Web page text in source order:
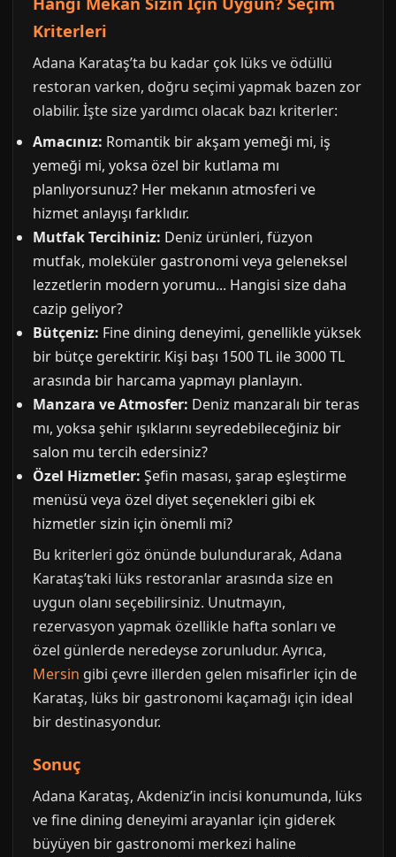
Kriterleri
Adana Karataş’ta bu kadar çok lüks ve ödüllü
restoran varken, doğru seçimi yapmak bazen zor
olabilir. İşte size yardımcı olacak bazı kriterler:
Amacınız: Romantik bir akşam yemeği mi, iş
yemeği mi, yoksa özel bir kutlama mı
planlıyorsunuz? Her mekanın atmosferi ve
hizmet anlayışı farklıdır.
Mutfak Tercihiniz: Deniz ürünleri, füzyon
mutfak, moleküler gastronomi veya geleneksel
lezzetlerin modern yorumu... Hangisi size daha
cazip geliyor?
Bütçeniz: Fine dining deneyimi, genellikle yüksek
bir bütçe gerektirir. Kişi başı 1500 TL ile 3000 TL
arasında bir harcama yapmayı planlayın.
Manzara ve Atmosfer: Deniz manzaralı bir teras
mı, yoksa şehir ışıklarını seyredebileceğiniz bir
salon mu tercih edersiniz?
Özel Hizmetler: Şefin masası, şarap eşleştirme
menüsü veya özel diyet seçenekleri gibi ek
hizmetler sizin için önemli mi?
Bu kriterleri göz önünde bulundurarak, Adana
Karataş’taki lüks restoranlar arasında size en
uygun olanı seçebilirsiniz. Unutmayın,
rezervasyon yapmak özellikle hafta sonları ve
özel günlerde neredeyse zorunludur. Ayrıca,
Mersin gibi çevre illerden gelen misafirler için de
Karataş, lüks bir gastronomi kaçamağı için ideal
bir destinasyondur.
Sonuç
Adana Karataş, Akdeniz’in incisi konumunda, lüks
ve fine dining deneyimi arayanlar için giderek
büyüyen bir gastronomi merkezi haline